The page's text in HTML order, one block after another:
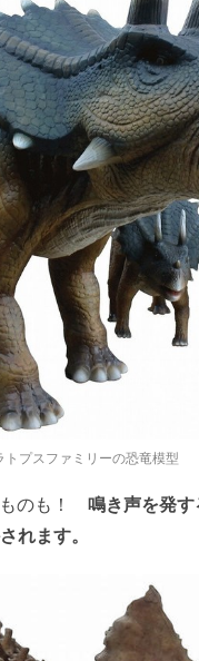
トプスファミリーの恐竜模型
ものも！ 鳴き声を発
れます。